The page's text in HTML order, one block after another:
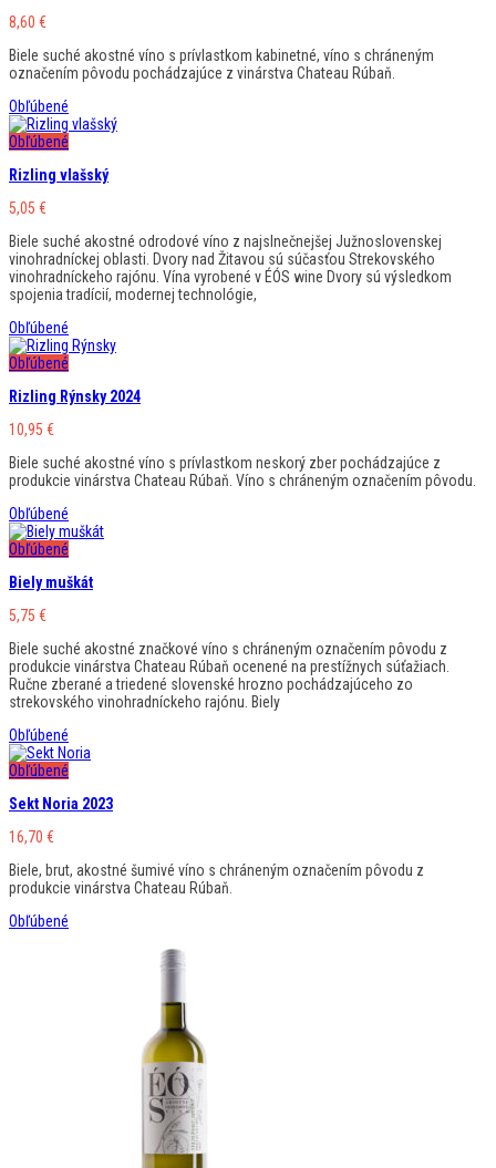
8,60 €
Biele suché akostné víno s prívlastkom kabinetné, víno s chráneným
označením pôvodu pochádzajúce z vinárstva Chateau Rúbaň.
Obľúbené
Obľúbené
Rizling vlašský
5,05 €
Biele suché akostné odrodové víno z najslnečnejšej Južnoslovenskej
vinohradníckej oblasti. Dvory nad Žitavou sú súčasťou Strekovského
vinohradníckeho rajónu. Vína vyrobené v ÉÓS wine Dvory sú výsledkom
spojenia tradícií, modernej technológie,
Obľúbené
Obľúbené
Rizling Rýnsky 2024
10,95 €
Biele suché akostné víno s prívlastkom neskorý zber pochádzajúce z
produkcie vinárstva Chateau Rúbaň. Víno s chráneným označením pôvodu.
Obľúbené
Obľúbené
Biely muškát
5,75 €
Biele suché akostné značkové víno s chráneným označením pôvodu z
produkcie vinárstva Chateau Rúbaň ocenené na prestížnych súťažiach.
Ručne zberané a triedené slovenské hrozno pochádzajúceho zo
strekovského vinohradníckeho rajónu. Biely
Obľúbené
Obľúbené
Sekt Noria 2023
16,70 €
Biele, brut, akostné šumivé víno s chráneným označením pôvodu z
produkcie vinárstva Chateau Rúbaň.
Obľúbené